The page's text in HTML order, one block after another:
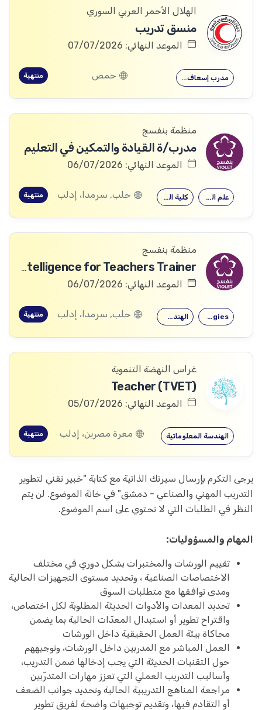
الهلال الأحمر العربي السوري
منسق تدريب
الموعد النهائي: 07/07/2026
مدرب إسعاف… حمص منتهية
منظمة بنفسج
مدرب/ة القيادة والتمكين في التعليم
الموعد النهائي: 06/07/2026
كلية التربية علم النفس حلب, سرمدا، إدلب منتهية
منظمة بنفسج
Artificial Intelligence for Teachers Trainer
الموعد النهائي: 06/07/2026
الهندسة المعلوماتية AI Technologies حلب, سرمدا، إدلب منتهية
غراس النهضة التنموية
Teacher (TVET)
الموعد النهائي: 05/07/2026
الهندسة المعلوماتية معرة مصرين، إدلب منتهية
يرجى التكرم بإرسال سيرتك الذاتية مع كتابة "خبير تقني لتطوير
التدريب المهني والصناعي - دمشق" في خانة الموضوع. لن يتم
النظر في الطلبات التي لا تحتوي على اسم الموضوع.
المهام والمسؤوليات:
تقييم الورشات والمختبرات بشكل دوري في مختلف
الاختصاصات الصناعية ، وتحديد مستوى التجهيزات الحالية
ومدى توافقها مع متطلبات السوق
تحديد المعدات والأدوات الحديثة المطلوبة لكل اختصاص،
واقتراح تطوير أو استبدال المعدّات الحالية بما يضمن
محاكاة بيئة العمل الحقيقية داخل الورشات
العمل المباشر مع المدربين داخل الورشات، وتوجيههم
حول التقنيات الحديثة التي يجب إدخالها ضمن التدريب،
وأساليب التدريب العملي التي تعزز مهارات المتدرّبين
مراجعة المناهج التدريبية الحالية وتحديد جوانب الضعف
أو التقادم فيها، وتقديم توجيهات واضحة لفريق تطوير